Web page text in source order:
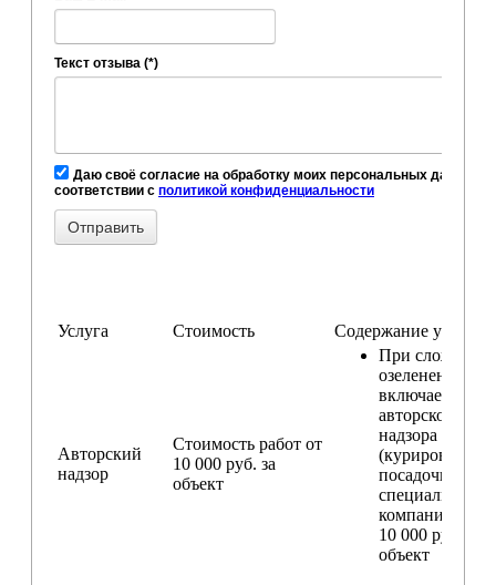
Текст отзыва (*)
Даю своё согласие на обработку моих персональных данных, в
соответствии с политикой конфиденциальности
Услуга Стоимость Содержание услуги
Авторский
надзор
Стоимость работ от
10 000 руб. за
объект
При сложном
озеленении
включаем
авторского
надзора
(курирование
посадочных
специалистом
компании) —
10 000 руб. за
объект